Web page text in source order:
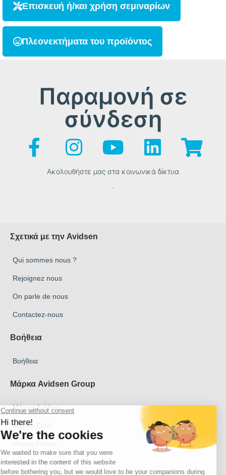
Επισκευή ή/και χρήση σεμιναρίων
Πλεονεκτήματα του προϊόντος
Παραμονή σε
σύνδεση
Ακολουθήστε μας στα κοινωνικά δίκτυα
.
Σχετικά με την Avidsen
Qui sommes nous ?
Rejoignez nous
On parle de nous
Contactez-nous
Βοήθεια
Βοήθεια
Μάρκα Avidsen Group
Μάρκα Avidsen
Μάρκα Extel
Μάρκα Thomson